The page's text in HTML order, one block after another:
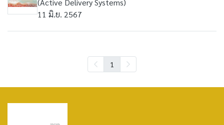
(Active Delivery Systems)
11 มิ.ย. 2567
1